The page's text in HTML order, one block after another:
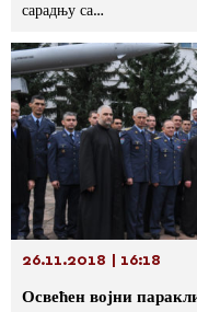
сарадњу са…
26.11.2018 | 16:18
Освећен војни